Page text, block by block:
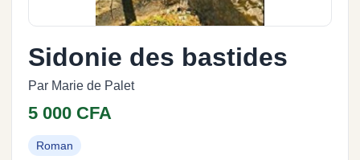
Sidonie des bastides
Par Marie de Palet
5 000 CFA
Roman